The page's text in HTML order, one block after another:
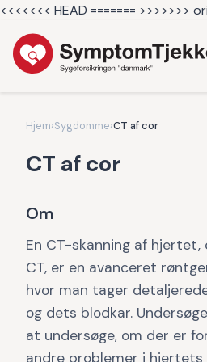
<<<<<<< HEAD ======= >>>>>>>
Hjem›Sygdomme›CT af cor
CT af cor
Om
En CT-skanning af
CT, er en avanceret
hvor man tager
og dets blodkar.
at undersøge, om der er
andre problemer i hjertets